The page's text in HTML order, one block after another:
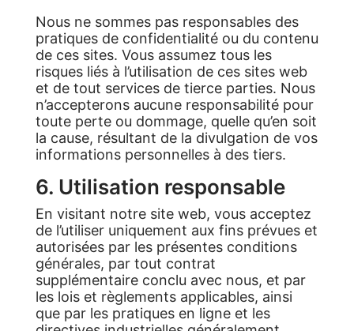
Nous ne sommes pas responsables des
pratiques de confidentialité ou du contenu
de ces sites. Vous assumez tous les
risques liés à l’utilisation de ces sites web
et de tout services de tierce parties. Nous
n’accepterons aucune responsabilité pour
toute perte ou dommage, quelle qu’en soit
la cause, résultant de la divulgation de vos
informations personnelles à des tiers.
6. Utilisation responsable
En visitant notre site web, vous acceptez
de l’utiliser uniquement aux fins prévues et
autorisées par les présentes conditions
générales, par tout contrat
supplémentaire conclu avec nous, et par
les lois et règlements applicables, ainsi
que par les pratiques en ligne et les